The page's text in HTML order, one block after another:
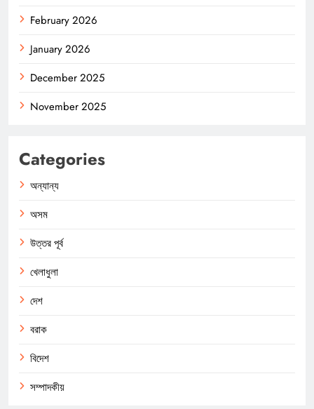
February 2026
January 2026
December 2025
November 2025
Categories
অন্যান্য
অসম
উত্তর পূর্ব
খেলাধুলা
দেশ
বরাক
বিদেশ
সম্পাদকীয়